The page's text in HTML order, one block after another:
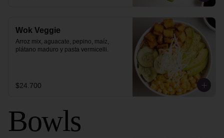
Wok Veggie
Arroz mix, aguacate, pepino, maíz,
plátano maduro y pasta vermicelli.
$24.700
Bowls